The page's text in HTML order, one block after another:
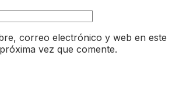
correo electrónico y web en este
vez que comente.